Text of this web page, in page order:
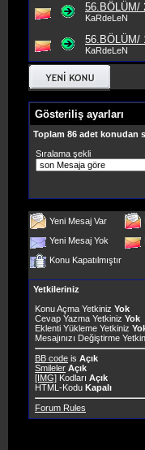
56.BÖLÜM/
KaRdeLeN
56.BÖLÜM/
KaRdeLeN
Gösteriliş ayarları
Toplam 86 adet konudan
Sıralama şekli
Yeni Mesaj Var
Yeni Mesaj Yok
Konu Kapatılmıştır
Yetkileriniz
Konu Açma Yetkiniz Yok
Cevap Yazma Yetkiniz Yok
Eklenti Yükleme Yetkiniz
Mesajınızı Değiştirme
BB code is Açık
Smileler Açık
[IMG] Kodları Açık
HTML-Kodu Kapalı
Forum Rules